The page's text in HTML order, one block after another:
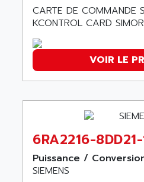
C350
PB15
C200
SMC200 / 500
NC
SYSMAC
SERVO MOTOR
ACDC
ACEDIS
ACINDUCTO
ACMA
ACOBAL
CARTE DE COMMANDE
KCONTROL CARD
VOIR LE
6RA2216-8DD21-
Puissance /
SIEMENS